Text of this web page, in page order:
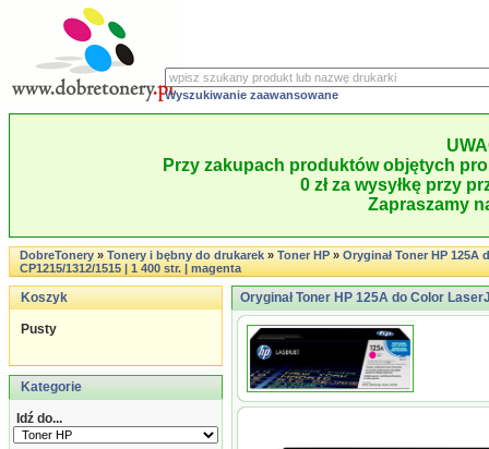
Wyszukiwanie zaawansowane
Przy zakupach produktów objętych
0 zł za wysyłkę przy
Zapraszamy
DobreTonery»Tonery i bębny do drukarek»Toner HP»Oryginał Toner HP 125A
CP1215/1312/1515 | 1 400 str. | magenta
Koszyk
Pusty
Kategorie
Idź do...
Oryginał Toner HP 125A do Color